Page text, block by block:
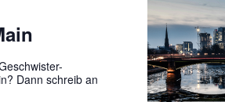
Dann schreib an